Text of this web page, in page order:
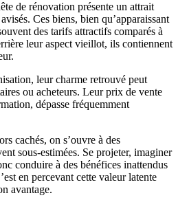
de rénovation présente un attrait
Ces biens, bien qu’apparaissant
des tarifs attractifs comparés à
leur aspect vieillot, ils contiennent
leur charme retrouvé peut
ou acheteurs. Leur prix de vente
dépasse fréquemment
cachés, on s’ouvre à des
sous-estimées. Se projeter, imaginer
conduire à des bénéfices inattendus
en percevant cette valeur latente
avantage.